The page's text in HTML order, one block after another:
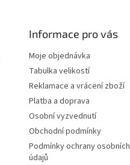
Informace pro vás
Moje objednávka
Tabulka velikostí
Reklamace a vrácení zboží
Platba a doprava
Osobní vyzvednutí
Obchodní podmínky
Podmínky ochrany osobních
údajů